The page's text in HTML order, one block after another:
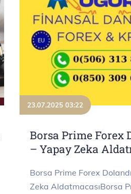
23.07.2025 03:22
Borsa Prime Forex
– Yapay Zeka
Borsa Prime Forex
Zeka AldatmacasıBorsa